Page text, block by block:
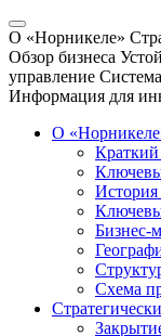
О «Норникеле»
Обзор бизнеса
управление
Информация для
О
Краткий
История
Бизнес-
Схема